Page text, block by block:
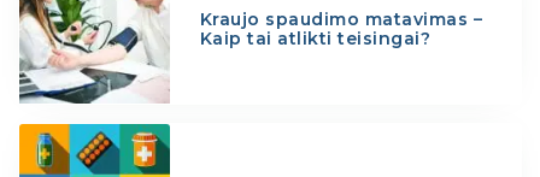
Kraujo spaudimo matavimas –
Kaip tai atlikti teisingai?